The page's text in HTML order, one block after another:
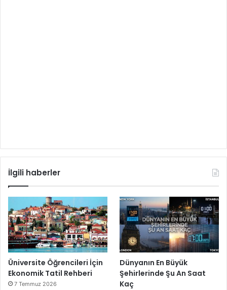
İlgili haberler
Üniversite Öğrencileri İçin
Ekonomik Tatil Rehberi
7 Temmuz 2026
Dünyanın En Büyük
Şehirlerinde Şu An Saat
Kaç